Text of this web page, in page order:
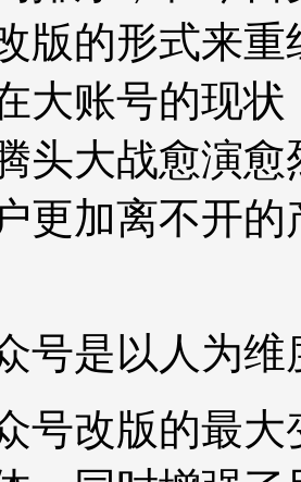
版的形式来
大账号的现
头大战愈演
更加离不开
号是以人为
号改版的最